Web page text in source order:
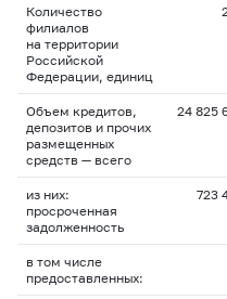
Количество
филиалов
на территории
Российской
Федерации, единиц
Объем кредитов,
депозитов и прочих
размещенных
средств — всего
24 825
из них:
просроченная
задолженность
723
в том числе
предоставленных: